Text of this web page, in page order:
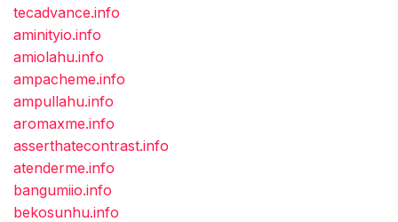
tecadvance.info
aminityio.info
amiolahu.info
ampacheme.info
ampullahu.info
aromaxme.info
asserthatecontrast.info
atenderme.info
bangumiio.info
bekosunhu.info